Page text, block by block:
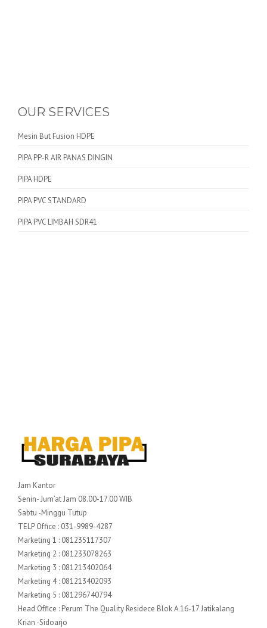
OUR SERVICES
Mesin But Fusion HDPE
PIPA PP-R AIR PANAS DINGIN
PIPA HDPE
PIPA PVC STANDARD
PIPA PVC LIMBAH SDR41
Jam Kantor
Senin- Jum’at Jam 08.00-17.00 WIB
Sabtu -Minggu Tutup
TELP Office : 031-9989-4287
Marketing 1 : 081235117307
Marketing 2 : 081233078263
Marketing 3 : 081213402064
Marketing 4 : 081213402093
Marketing 5 : 081296740794
Head Office : Perum The Quality Residece Blok A 16-17 Jatikalang
Krian -Sidoarjo